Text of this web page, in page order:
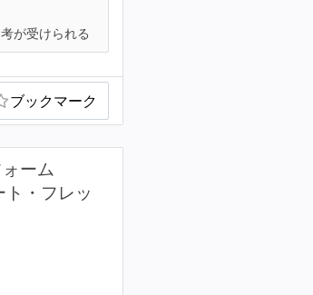
が受けられる
ブックマーク
ーム
・フレッ